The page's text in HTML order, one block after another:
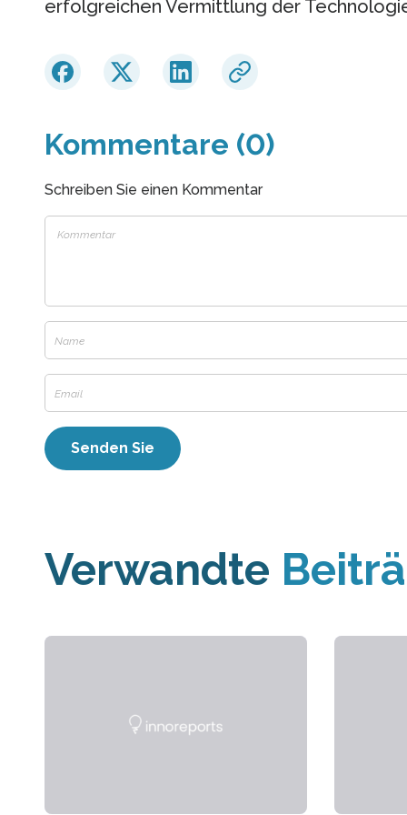
erfolgreichen Vermittlung der
Kommentare (0)
Schreiben Sie einen Kommentar
Verwandte